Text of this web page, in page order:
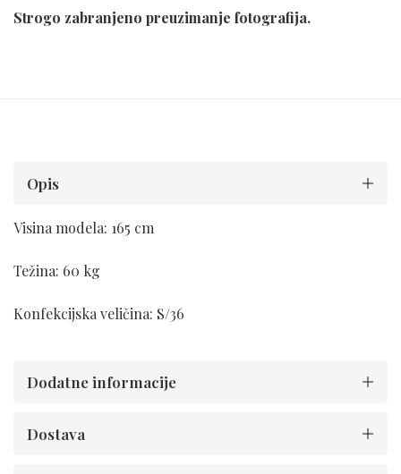
Strogo zabranjeno preuzimanje fotografija.
Opis
Visina modela: 165 cm
Težina: 60 kg
Konfekcijska veličina: S/36
Dodatne informacije
Dostava